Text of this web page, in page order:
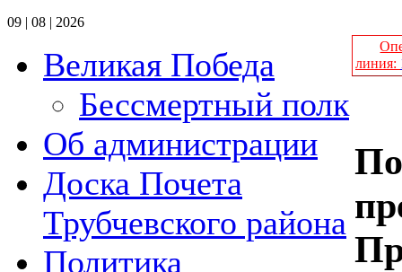
09 | 08 | 2026
Великая Победа
Бессмертный полк
Об администрации
Доска Почета
Трубчевского района
Политика
линия: